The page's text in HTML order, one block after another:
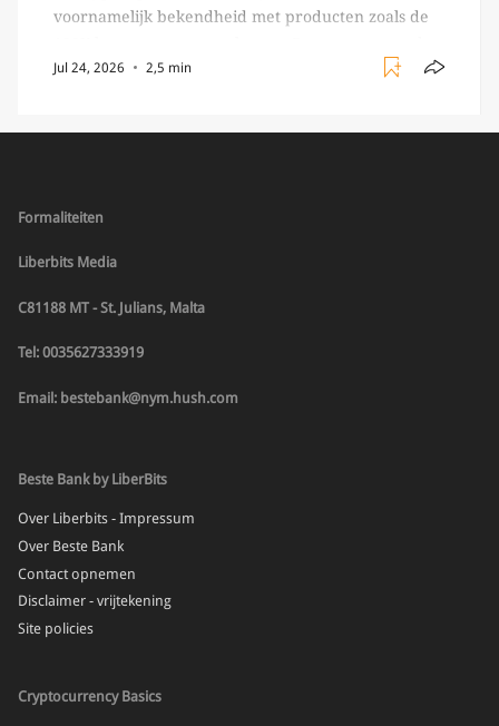
voornamelijk bekendheid met producten zoals de
exchange vooral bekend om het brede aanbod in
Jul 24, 2026 2,5 min
Formaliteiten
Liberbits Media
C81188 MT - St. Julians, Malta
Tel: 0035627333919
Email: bestebank@nym.hush.com
Beste Bank by LiberBits
Over Liberbits - Impressum
Over Beste Bank
Contact opnemen
Disclaimer - vrijtekening
Site policies
Cryptocurrency Basics